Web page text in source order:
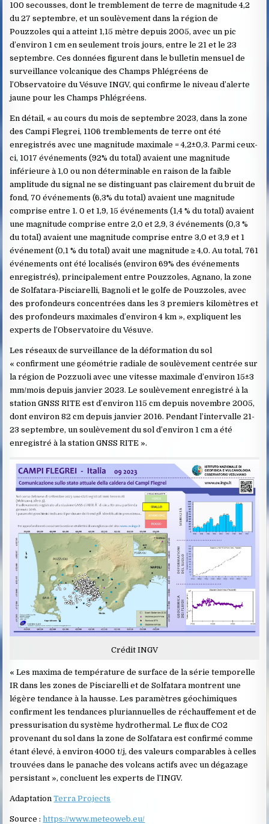
100 secousses, dont le tremblement de terre de magnitude 4,2
du 27 septembre, et un soulèvement dans la région de
Pouzzoles qui a atteint 1,15 mètre depuis 2005, avec un pic
d’environ 1 cm en seulement trois jours, entre le 21 et le 23
septembre. Ces données figurent dans le bulletin mensuel de
surveillance volcanique des Champs Phlégréens de
l’Observatoire du Vésuve INGV, qui confirme le niveau d’alerte
jaune pour les Champs Phlégréens.
En détail, « au cours du mois de septembre 2023, dans la zone
des Campi Flegrei, 1106 tremblements de terre ont été
enregistrés avec une magnitude maximale = 4,2±0,3. Parmi ceux-
ci, 1017 événements (92% du total) avaient une magnitude
inférieure à 1,0 ou non déterminable en raison de la faible
amplitude du signal ne se distinguant pas clairement du bruit de
fond, 70 événements (6,3% du total) avaient une magnitude
comprise entre 1. 0 et 1,9, 15 événements (1,4 % du total) avaient
une magnitude comprise entre 2,0 et 2,9, 3 événements (0,3 %
du total) avaient une magnitude comprise entre 3,0 et 3,9 et 1
événement (0,1 % du total) avait une magnitude ≥ 4,0. Au total, 761
événements ont été localisés (environ 69% des événements
enregistrés), principalement entre Pouzzoles, Agnano, la zone
de Solfatara-Pisciarelli, Bagnoli et le golfe de Pouzzoles, avec
des profondeurs concentrées dans les 3 premiers kilomètres et
des profondeurs maximales d’environ 4 km », expliquent les
experts de l’Observatoire du Vésuve.
Les réseaux de surveillance de la déformation du sol
« confirment une géométrie radiale de soulèvement centrée sur
la région de Pozzuoli avec une vitesse maximale d’environ 15±3
mm/mois depuis janvier 2023. Le soulèvement enregistré à la
station GNSS RITE est d’environ 115 cm depuis novembre 2005,
dont environ 82 cm depuis janvier 2016. Pendant l’intervalle 21-
23 septembre, un soulèvement du sol d’environ 1 cm a été
enregistré à la station GNSS RITE ».
Crédit INGV
« Les maxima de température de surface de la série temporelle
IR dans les zones de Pisciarelli et de Solfatara montrent une
légère tendance à la hausse. Les paramètres géochimiques
confirment les tendances pluriannuelles de réchauffement et de
pressurisation du système hydrothermal. Le flux de CO2
provenant du sol dans la zone de Solfatara est confirmé comme
étant élevé, à environ 4000 t/j, des valeurs comparables à celles
trouvées dans le panache des volcans actifs avec un dégazage
persistant », concluent les experts de l’INGV.
AdaptationTerra Projects
Source :https://www.meteoweb.eu/